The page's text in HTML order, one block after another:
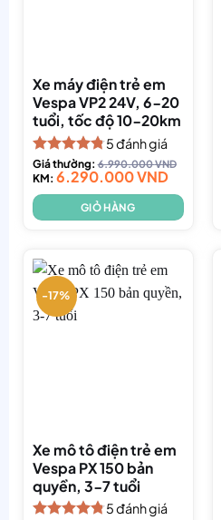
Xe máy điện trẻ em
Vespa VP2 24V, 6-20
tuổi, tốc độ 10-20km
Được xếp
hạng4.80
5 sao
5đánh giá
Giá thường:6.990.000VND
KM: 6.290.000VND
GIỎ HÀNG
-17%
Xe mô tô điện trẻ em
Vespa PX 150 bản
quyền, 3-7 tuổi
5đánh giá